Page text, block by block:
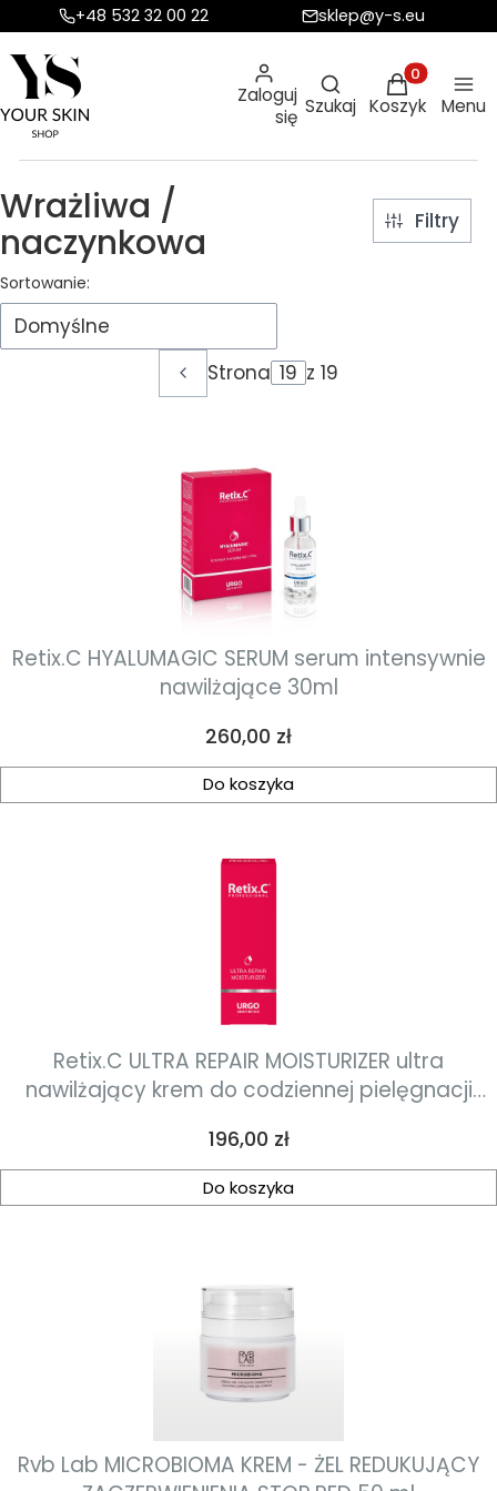
+48 532 32 00 22 sklep@y-s.eu
Zaloguj
się
Otwórz
Szukaj
Produkty w
Koszyk Menu
Wrażliwa /
naczynkowa Filtry
Lista produktów
Sortowanie:
Domyślne
Poprzednie produkty
Strona z 19
Retix.C HYALUMAGIC SERUM serum intensywnie
nawilżające 30ml
Cena
260,00 zł
Do koszyka
Retix.C ULTRA REPAIR MOISTURIZER ultra
nawilżający krem do codziennej pielęgnacji
Cena
196,00 zł
Do koszyka
Rvb Lab MICROBIOMA KREM - ŻEL REDUKUJĄCY